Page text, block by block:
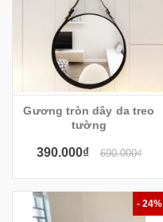
Gương tròn dây da treo
tường
390.000₫ 690.000₫
- 24%